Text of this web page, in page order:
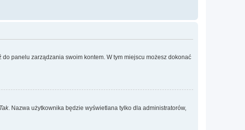
panelu zarządzania swoim kontem. W tym miejscu możesz dokonać
Tak. Nazwa użytkownika będzie wyświetlana tylko dla administratorów,